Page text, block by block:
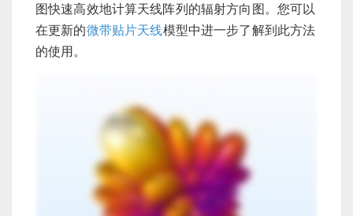
图快速高效地计算天线阵列的辐射方向图。您可以
在更新的微带贴片天线模型中进一步了解到此方法
的使用。